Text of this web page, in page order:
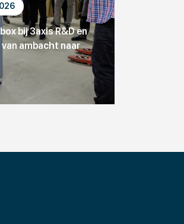
bij 3axis R&D en
ambacht naar